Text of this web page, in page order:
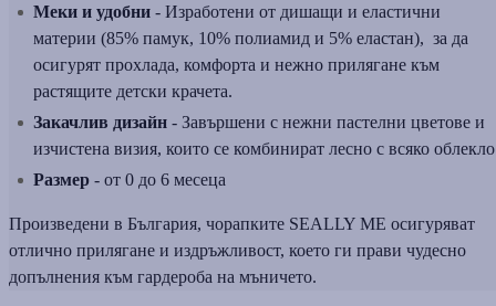
Меки и удобни - Изработени от дишащи и еластични
материи (85% памук, 10% полиамид и 5% еластан), за да
осигурят прохлада, комфорта и нежно прилягане към
растящите детски крачета.
Закачлив дизайн - Завършени с нежни пастелни цветове и
изчистена визия, които се комбинират лесно с всяко
Размер - от 0 до 6 месеца
Произведени в България, чорапките SEALLY ME осигуряват
отлично прилягане и издръжливост, което ги прави чудесно
допълнения към гардероба на мъничето.